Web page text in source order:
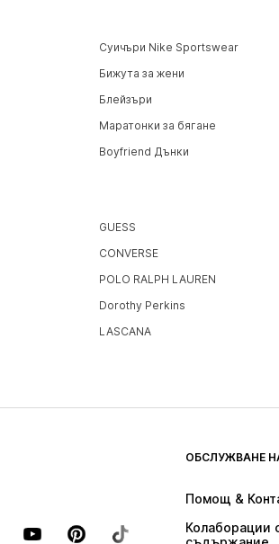
Суичъри Nike Sportswear
Бижута за жени
Блейзъри
Маратонки за бягане
Boyfriend Дънки
GUESS
CONVERSE
POLO RALPH LAUREN
Dorothy Perkins
LASCANA
ОБСЛУЖВАНЕ
Помощ &
Колаборации